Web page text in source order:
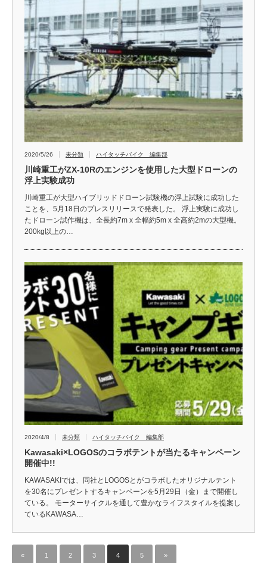
2020/5/26 未分類 ハイタッチバイク 編集部
川崎重工がZX-10Rのエンジンを使用した大型ドローンの
浮上実験成功
川崎重工が大型ハイブリッドドローン試験機の浮上試験に成功した
ことを、5月18日のプレスリリースで発表した。 浮上実験に成功し
たドローン試作機は、全長約7m x 全幅約5m x 全高約2mの大型機。
200kg以上の…
2020/4/8 未分類 ハイタッチバイク 編集部
Kawasaki×LOGOSのコラボテントが当たるキャンペーン
開催中!!
KAWASAKIでは、同社とLOGOSとがコラボしたオリジナルテント
を30名にプレゼントするキャンペーンを5月29日（金）まで開催し
ている。 モーターサイクルを通して豊かなライフスタイルを提案し
ているKAWASA…
« 1 2 3 4 5 »